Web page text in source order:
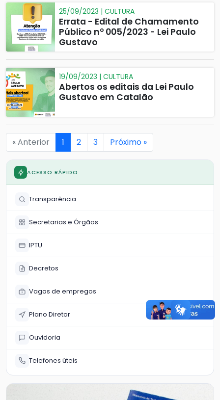
25/09/2023 | CULTURA
Errata - Edital de Chamamento
Público nº 005/2023 - Lei Paulo
Gustavo
19/09/2023 | CULTURA
Abertos os editais da Lei Paulo
Gustavo em Catalão
« Anterior 1 2 3 Próximo »
ACESSO RÁPIDO
Transparência
Secretarias e Órgãos
IPTU
Decretos
Vagas de empregos
Plano Diretor
Ouvidoria
Telefones úteis